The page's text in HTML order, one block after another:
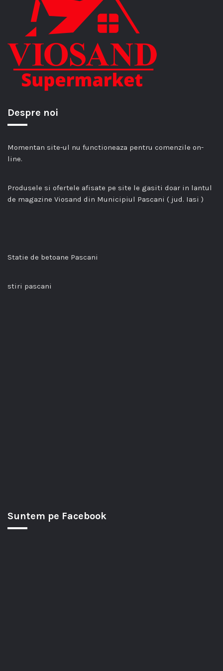
Despre noi
Momentan site-ul nu functioneaza pentru comenzile on-
line.
Produsele si ofertele afisate pe site le gasiti doar in lantul
de magazine Viosand din Municipiul Pascani ( jud. Iasi )
Statie de betoane Pascani
stiri pascani
Suntem pe Facebook